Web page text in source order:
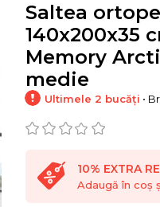
Saltea
140x200x35
Memory
medie
Ultimele 2 bucăți •
10% EXTRA
Adaugă în coș